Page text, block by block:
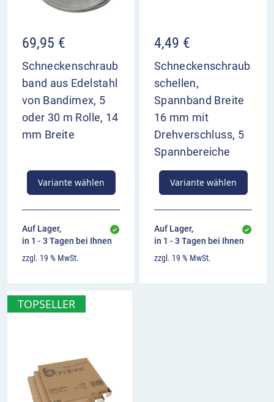
69,95 €
Schneckenschraub
band aus Edelstahl
von Bandimex, 5
oder 30 m Rolle, 14
mm Breite
Variante wählen
Auf Lager,
in 1 - 3 Tagen bei Ihnen
zzgl. 19 % MwSt.
4,49 €
Schneckenschraub
schellen,
Spannband Breite
16 mm mit
Drehverschluss, 5
Spannbereiche
Variante wählen
Auf Lager,
in 1 - 3 Tagen bei Ihnen
zzgl. 19 % MwSt.
TOPSELLER